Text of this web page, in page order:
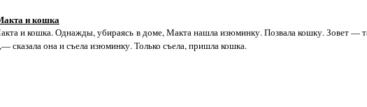
и кошка
и кошка. Од­нажды, убираясь в доме, Макта на­шла изюминку. Позвала кошку. Зо­вет —
она и съела изюминку. Только съе­ла, пришла кошка.